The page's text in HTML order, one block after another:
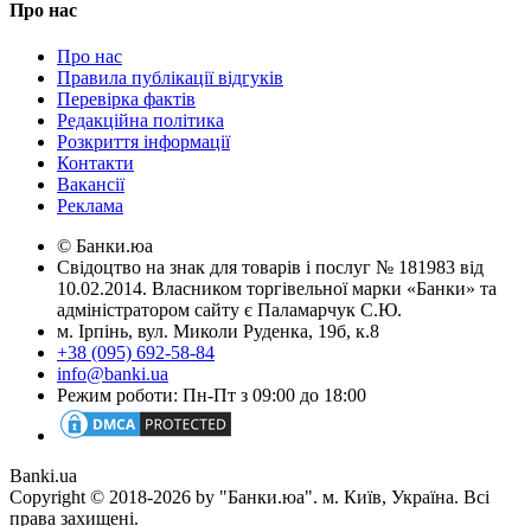
Про нас
Про нас
Правила публікації відгуків
Перевірка фактів
Редакційна політика
Розкриття інформації
Контакти
Вакансії
Реклама
© Банки.юа
Свідоцтво на знак для товарів і послуг № 181983 від
10.02.2014. Власником торгівельної марки «Банки» та
адміністратором сайту є Паламарчук С.Ю.
м. Ірпінь, вул. Миколи Руденка, 19б, к.8
+38 (095) 692-58-84
info@banki.ua
Режим роботи: Пн-Пт з 09:00 до 18:00
Banki.ua
Copyright © 2018-2026 by "Банки.юа". м. Київ, Україна. Всі
права захищені.